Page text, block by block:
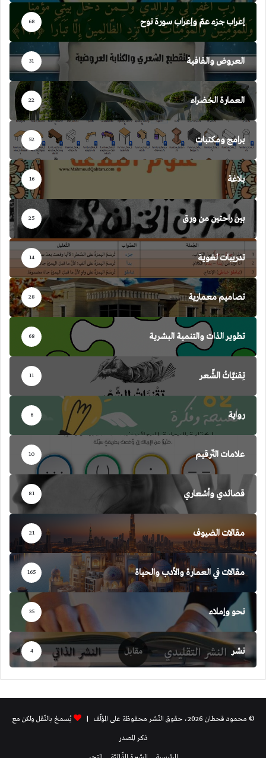
إعراب جزء عمّ وإعراب سورة نوح 68
العروض والقافية 31
العمارة الخضراء 22
برامج ومكتبات 52
بلاغة 16
بين راحتين من ورق 25
تدريبات لغوية 14
تصاميم معمارية 28
تطوير الذات والتنمية البشرية 68
تِقنيَّاتُ الشِّعر 11
رواية 6
علامات التّرقيم 10
قصائدي وأشعاري 81
مقالات الضيوف 21
مقالات في العمارة والأدب والحياة 165
نحو وإملاء 35
نشر 4
© محمود قحطان 2026، حقوق النّشر محفوظة على المؤلّف |
يُسمحُ بالنّقل ولكن مع
ذكر المصدر